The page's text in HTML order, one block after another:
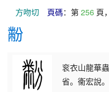
方吻切 頁碼：第 256 頁
黺
衮衣山龍華
省。衞宏說。